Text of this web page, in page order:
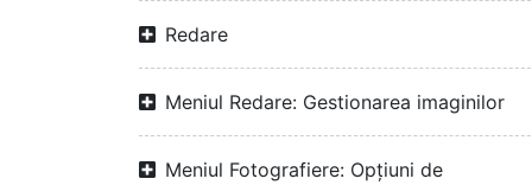
Redare
Meniul Redare: Gestionarea imaginilor
Meniul Fotografiere: Opțiuni de